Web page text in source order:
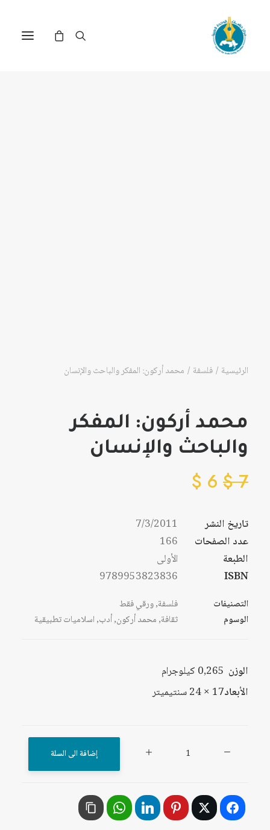
الرئيسية فلسفة محمد أركون: المفكر والباحث والإنسان
محمد أركون: المفكر
والباحث والإنسان
7
$
6
$
تاريخ النشر
7/3/2011
عدد الصفحات
166
الطبعة
الأولى
ISBN
9789953823836
التصنيفات فلسفة,ورقي فقط
الوسوم
ثقافة,محمد أركون,أدب,اسلاميات تطبيقية
الوزن 0,265 كيلوجرام
الأبعاد17 × 24 سنتيميتر
المفكر
والباحث
إضافة الى السلة